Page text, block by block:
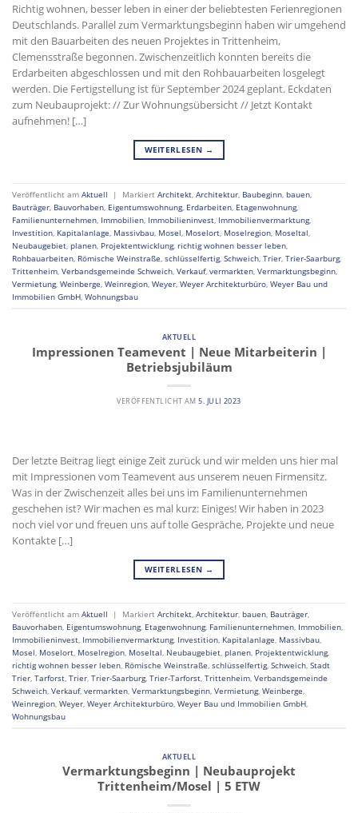
Richtig wohnen, besser leben in einer der beliebtesten Ferienregionen
Deutschlands. Parallel zum Vermarktungsbeginn haben wir umgehend
mit den Bauarbeiten des neuen Projektes in Trittenheim,
Clemensstraße begonnen. Zwischenzeitlich konnten bereits die
Erdarbeiten abgeschlossen und mit den Rohbauarbeiten losgelegt
werden. Die Fertigstellung ist für September 2024 geplant. Eckdaten
zum Neubauprojekt: // Zur Wohnungsübersicht // Jetzt Kontakt
aufnehmen! […]
WEITERLESEN →
Veröffentlicht am Aktuell | Markiert Architekt, Architektur, Baubeginn, bauen,
Bauträger, Bauvorhaben, Eigentumswohnung, Erdarbeiten, Etagenwohnung,
Familienunternehmen, Immobilien, Immobilieninvest, Immobilienvermarktung,
Investition, Kapitalanlage, Massivbau, Mosel, Moselort, Moselregion, Moseltal,
Neubaugebiet, planen, Projektentwicklung, richtig wohnen besser leben,
Rohbauarbeiten, Römische Weinstraße, schlüsselfertig, Schweich, Trier, Trier-Saarburg,
Trittenheim, Verbandsgemeinde Schweich, Verkauf, vermarkten, Vermarktungsbeginn,
Vermietung, Weinberge, Weinregion, Weyer, Weyer Architekturbüro, Weyer Bau und
Immobilien GmbH, Wohnungsbau
AKTUELL
Impressionen Teamevent | Neue Mitarbeiterin |
Betriebsjubiläum
VERÖFFENTLICHT AM5. JULI 2023
Der letzte Beitrag liegt einige Zeit zurück und wir melden uns hier mal
mit Impressionen vom Teamevent aus unserem neuen Firmensitz.
Was in der Zwischenzeit alles bei uns im Familienunternehmen
geschehen ist? Wir machen es mal kurz: Einiges! Wir haben in 2023
noch viel vor und freuen uns auf tolle Gespräche, Projekte und neue
Kontakte […]
WEITERLESEN →
Veröffentlicht am Aktuell | Markiert Architekt, Architektur, bauen, Bauträger,
Bauvorhaben, Eigentumswohnung, Etagenwohnung, Familienunternehmen, Immobilien,
Immobilieninvest, Immobilienvermarktung, Investition, Kapitalanlage, Massivbau,
Mosel, Moselort, Moselregion, Moseltal, Neubaugebiet, planen, Projektentwicklung,
richtig wohnen besser leben, Römische Weinstraße, schlüsselfertig, Schweich, Stadt
Trier, Tarforst, Trier, Trier-Saarburg, Trier-Tarforst, Trittenheim, Verbandsgemeinde
Schweich, Verkauf, vermarkten, Vermarktungsbeginn, Vermietung, Weinberge,
Weinregion, Weyer, Weyer Architekturbüro, Weyer Bau und Immobilien GmbH,
Wohnungsbau
AKTUELL
Vermarktungsbeginn | Neubauprojekt
Trittenheim/Mosel | 5 ETW